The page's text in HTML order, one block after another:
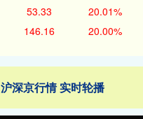
53.33 20.01%
146.16 20.00%
沪深京行情 实时轮播